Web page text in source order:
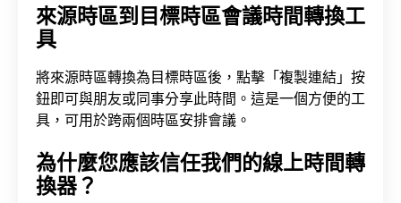
來源時區到目標時區會議時間轉換工
具
將來源時區轉換為目標時區後，點擊「複製連結」按
鈕即可與朋友或同事分享此時間。這是一個方便的工
具，可用於跨兩個時區安排會議。
為什麼您應該信任我們的線上時間轉
換器？